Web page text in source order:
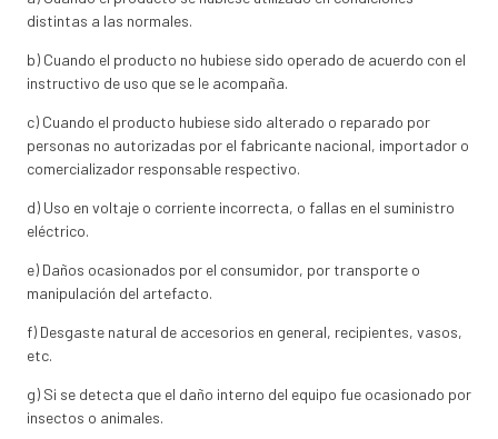
distintas a las normales.
b) Cuando el producto no hubiese sido operado de acuerdo con el
instructivo de uso que se le acompaña.
c) Cuando el producto hubiese sido alterado o reparado por
personas no autorizadas por el fabricante nacional, importador o
comercializador responsable respectivo.
d) Uso en voltaje o corriente incorrecta, o fallas en el suministro
eléctrico.
e) Daños ocasionados por el consumidor, por transporte o
manipulación del artefacto.
f) Desgaste natural de accesorios en general, recipientes, vasos,
etc.
g) Si se detecta que el daño interno del equipo fue ocasionado por
insectos o animales.